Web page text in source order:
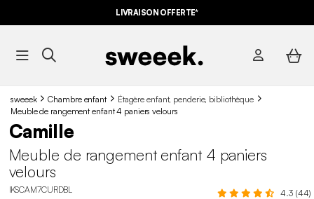
LIVRAISON OFFERTE*
sweeek Chambre enfant
Étagère enfant, penderie, bibliothèque
Meuble de rangement enfant 4 paniers velours
Camille
Meuble de rangement enfant 4 paniers
velours
IKSCAM7CURDBL 4.3 (44)